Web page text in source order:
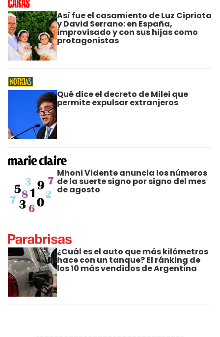
Así fue el casamiento de Luz Cipriota
y David Serrano: en España,
improvisado y con sus hijas como
protagonistas
Qué dice el decreto de Milei que
permite expulsar extranjeros
Mhoni Vidente anuncia los números
de la suerte signo por signo del mes
de agosto
¿Cuál es el auto que más kilómetros
hace con un tanque? El ránking de
los 10 más vendidos de Argentina